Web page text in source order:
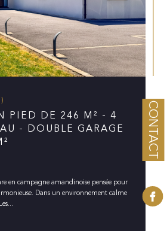
CONTACT
PIED DE 246 M² - 4
- DOUBLE GARAGE
en campagne amandinoise pensée pour
Dans un environnement calme